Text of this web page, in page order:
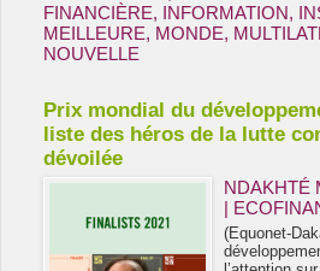
FINANCIÈRE, INFORMATION,
MEILLEURE, MONDE,
NOUVELLE
Prix mondial du
liste des héros de la lutte
dévoilée
NDAKHTÉ
|
(Equonet-